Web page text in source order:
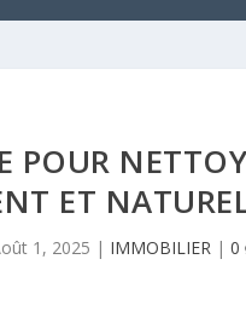
POUR
ET
1, 2025 | IMMOBILIER |0